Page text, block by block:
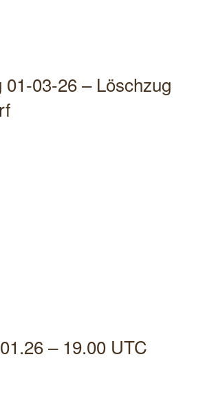
03-26 – Löschzug
– 19.00 UTC